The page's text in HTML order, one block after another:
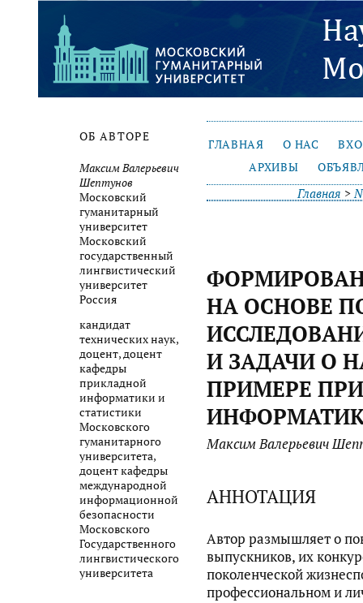
ОБ АВТОРЕ
Максим Валерьевич
Шептунов
Московский
гуманитарный
университет
Московский
государственный
лингвистический
университет
Россия
кандидат
технических наук,
доцент, доцент
кафедры
прикладной
информатики и
статистики
Московского
гуманитарного
университета,
доцент кафедры
международной
информационной
безопасности
Московского
Государственного
лингвистического
университета
ГЛАВНАЯ О НАС
АРХИВЫ
Главная >
НА ОСНОВЕ
И ЗАДАЧИ О
ПРИМЕРЕ
Максим Валерьевич
АННОТАЦИЯ
Автор размышляет о
выпускников, их
поколенческой
профессиональном и